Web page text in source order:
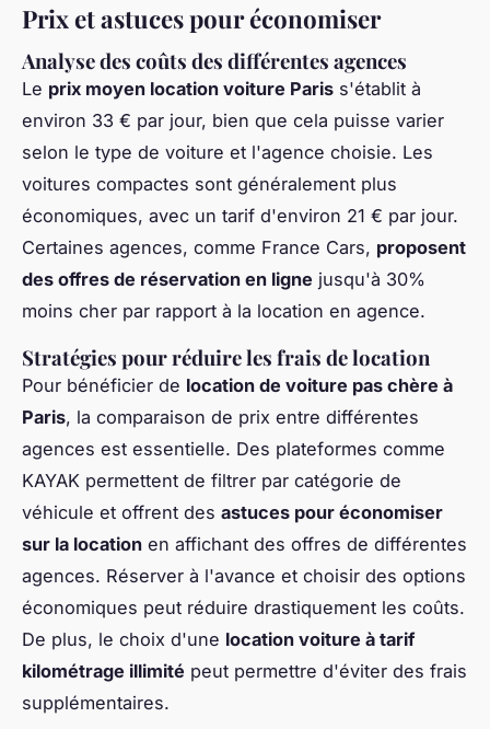
Prix et astuces pour économiser
Analyse des coûts des différentes agences
Le prix moyen location voiture Paris s'établit à
environ 33 € par jour, bien que cela puisse varier
selon le type de voiture et l'agence choisie. Les
voitures compactes sont généralement plus
économiques, avec un tarif d'environ 21 € par jour.
Certaines agences, comme France Cars, proposent
des offres de réservation en ligne jusqu'à 30%
moins cher par rapport à la location en agence.
Stratégies pour réduire les frais de location
Pour bénéficier de location de voiture pas chère à
Paris, la comparaison de prix entre différentes
agences est essentielle. Des plateformes comme
KAYAK permettent de filtrer par catégorie de
véhicule et offrent des astuces pour économiser
sur la location en affichant des offres de différentes
agences. Réserver à l'avance et choisir des options
économiques peut réduire drastiquement les coûts.
De plus, le choix d'une location voiture à tarif
kilométrage illimité peut permettre d'éviter des frais
supplémentaires.